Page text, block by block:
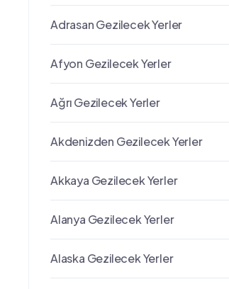
Adrasan Gezilecek Yerler
Afyon Gezilecek Yerler
Ağrı Gezilecek Yerler
Akdenizden Gezilecek Yerler
Akkaya Gezilecek Yerler
Alanya Gezilecek Yerler
Alaska Gezilecek Yerler